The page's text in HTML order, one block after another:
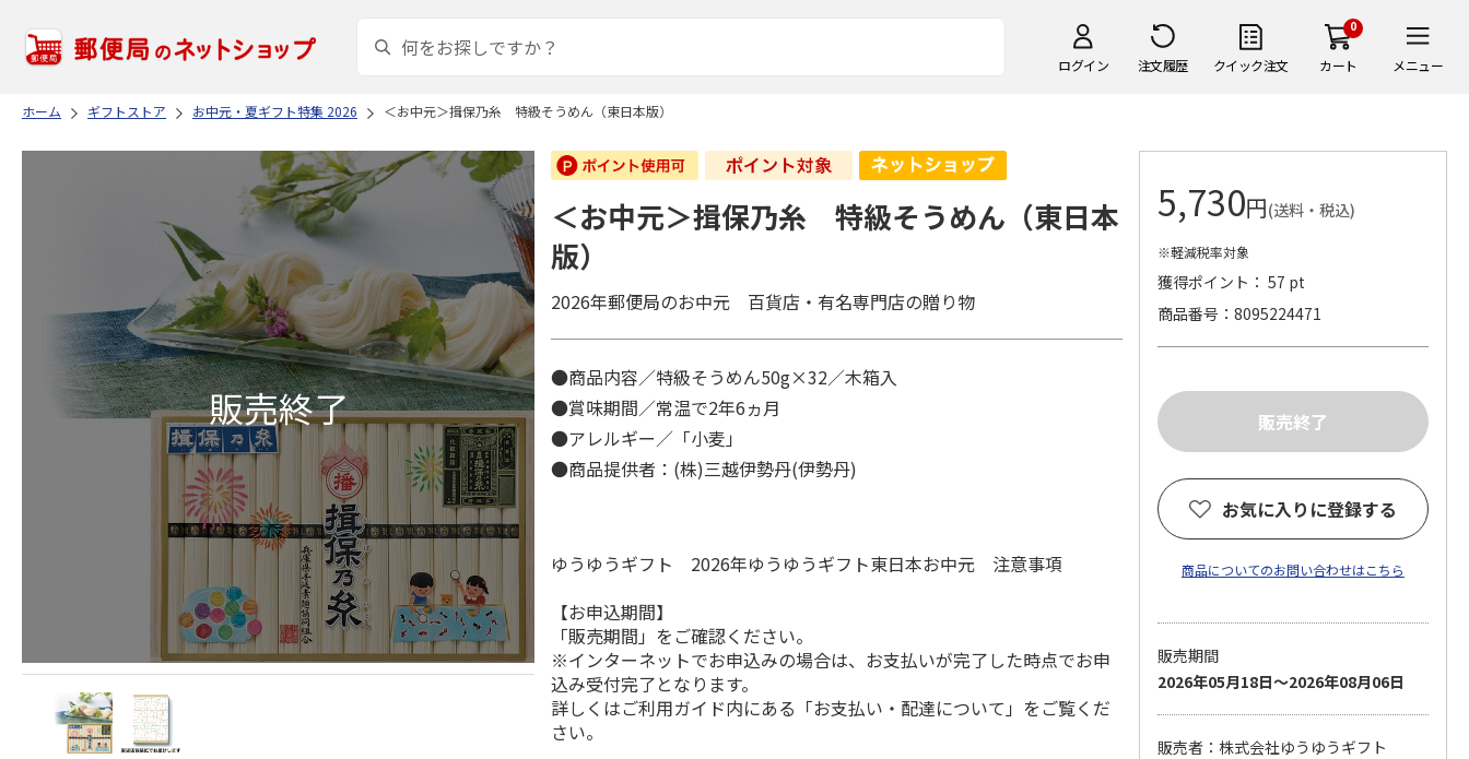
ログイン 注文履歴 クイック注文
0
カート メニュー
ホーム ギフトストア お中元・夏ギフト特集 2026 ＜お中元＞揖保乃糸 特級そうめん（東日本版）
＜お中元＞揖保乃糸 特級そうめん（東日本
版）
2026年郵便局のお中元 百貨店・有名専門店の贈り物
●商品内容／特級そうめん50g×32／木箱入
●賞味期間／常温で2年6ヵ月
●アレルギー／「小麦」
●商品提供者：(株)三越伊勢丹(伊勢丹)
ゆうゆうギフト 2026年ゆうゆうギフト東日本お中元 注意事項
【お申込期間】
「販売期間」をご確認ください。
※インターネットでお申込みの場合は、お支払いが完了した時点でお申
込み受付完了となります。
詳しくはご利用ガイド内にある「お支払い・配達について」をご覧くだ
さい。
5,730円(送料・税込)
※軽減税率対象
獲得ポイント： 57 pt
商品番号
8095224471
お気に入りに登録する
商品についてのお問い合わせはこちら
販売期間
2026年05月18日～2026年08月06日
販売者：株式会社ゆうゆうギフト